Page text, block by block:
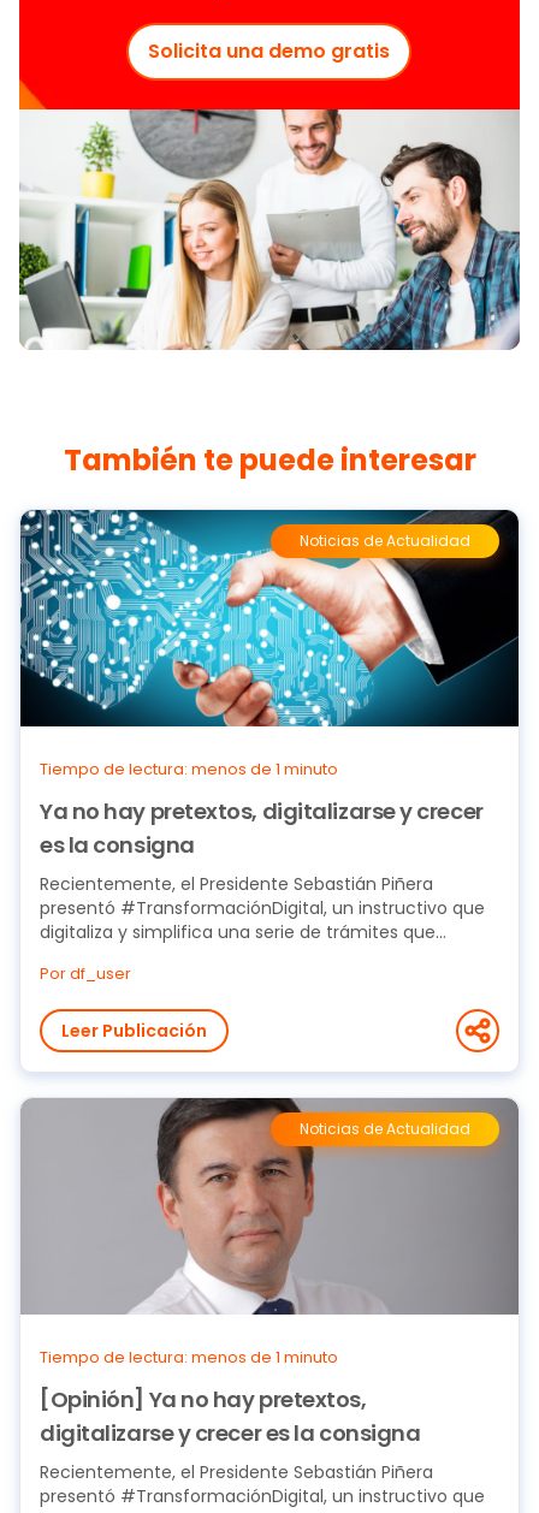
Solicita una demo gratis
También te puede interesar
Noticias de Actualidad
Tiempo de lectura: menos de 1 minuto
Ya no hay pretextos, digitalizarse y crecer
es la consigna
Recientemente, el Presidente Sebastián Piñera
presentó #TransformaciónDigital, un instructivo que
digitaliza y simplifica una serie de trámites que...
Por df_user
Leer Publicación
Noticias de Actualidad
Tiempo de lectura: menos de 1 minuto
[Opinión] Ya no hay pretextos,
digitalizarse y crecer es la consigna
Recientemente, el Presidente Sebastián Piñera
presentó #TransformaciónDigital, un instructivo que